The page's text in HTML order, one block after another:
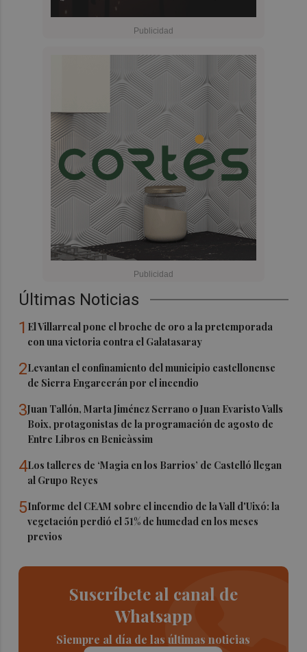
Últimas Noticias
1 El Villarreal pone el broche de oro a la pretemporada
con una victoria contra el Galatasaray
2Levantan el confinamiento del municipio castellonense
de Sierra Engarcerán por el incendio
3Juan Tallón, Marta Jiménez Serrano o Juan Evaristo Valls
Boix, protagonistas de la programación de agosto de
Entre Libros en Benicàssim
4Los talleres de ‘Magia en los Barrios’ de Castelló llegan
al Grupo Reyes
5Informe del CEAM sobre el incendio de la Vall d'Uixó: la
vegetación perdió el 51% de humedad en los meses
previos
Suscríbete al canal de
Whatsapp
Siempre al día de las últimas noticias